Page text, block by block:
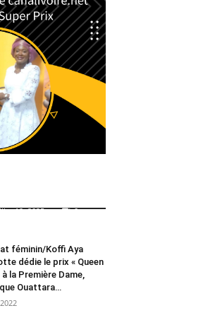
:
19, 2025 0
féminin/Koffi Aya
dédie le prix « Queen
à la Première Dame,
Ouattara…